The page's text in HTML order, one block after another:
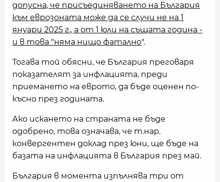
допусна, че присъединяването на България
към еврозоната може да се случи не на 1
януари 2025 г., а от 1 юли на същата година -
и в това "няма нищо фатално".
Тогава той обясни, че България преговаря
показателят за инфлацията, преди
приемането на еврото, да бъде оценен по-
късно през годината.
Ако искането на страната не бъде
одобрено, това означава, че т.нар.
конвергентен доклад през юни, ще бъде на
базата на инфлацията в България през май.
България в момента изпълнява три от